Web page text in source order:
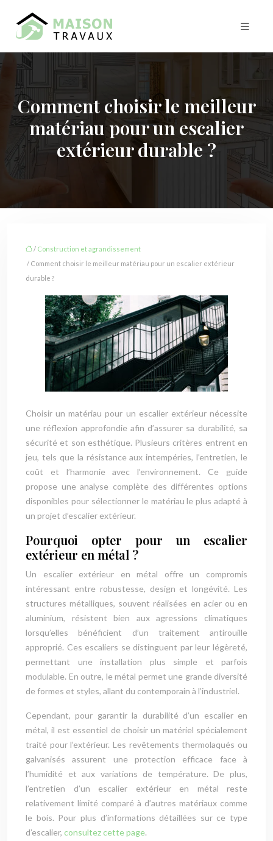
Comment choisir le meilleur
matériau pour un escalier
extérieur durable ?
/ Construction et agrandissement
/ Comment choisir le meilleur matériau pour un escalier extérieur
durable ?
Choisir un matériau pour un escalier extérieur nécessite
une réflexion approfondie afin d’assurer sa durabilité, sa
sécurité et son esthétique. Plusieurs critères entrent en
jeu, tels que la résistance aux intempéries, l’entretien, le
coût et l’harmonie avec l’environnement. Ce guide
propose une analyse complète des différentes options
disponibles pour sélectionner le matériau le plus adapté à
un projet d’escalier extérieur.
Pourquoi opter pour un escalier
extérieur en métal ?
Un escalier extérieur en métal offre un compromis
intéressant entre robustesse, design et longévité. Les
structures métalliques, souvent réalisées en acier ou en
aluminium, résistent bien aux agressions climatiques
lorsqu’elles bénéficient d’un traitement antirouille
approprié. Ces escaliers se distinguent par leur légèreté,
permettant une installation plus simple et parfois
modulable. En outre, le métal permet une grande diversité
de formes et styles, allant du contemporain à l’industriel.
Cependant, pour garantir la durabilité d’un escalier en
métal, il est essentiel de choisir un matériel spécialement
traité pour l’extérieur. Les revêtements thermolaqués ou
galvanisés assurent une protection efficace face à
l’humidité et aux variations de température. De plus,
l’entretien d’un escalier extérieur en métal reste
relativement limité comparé à d’autres matériaux comme
le bois. Pour plus d’informations détaillées sur ce type
d’escalier, consultez cette page.